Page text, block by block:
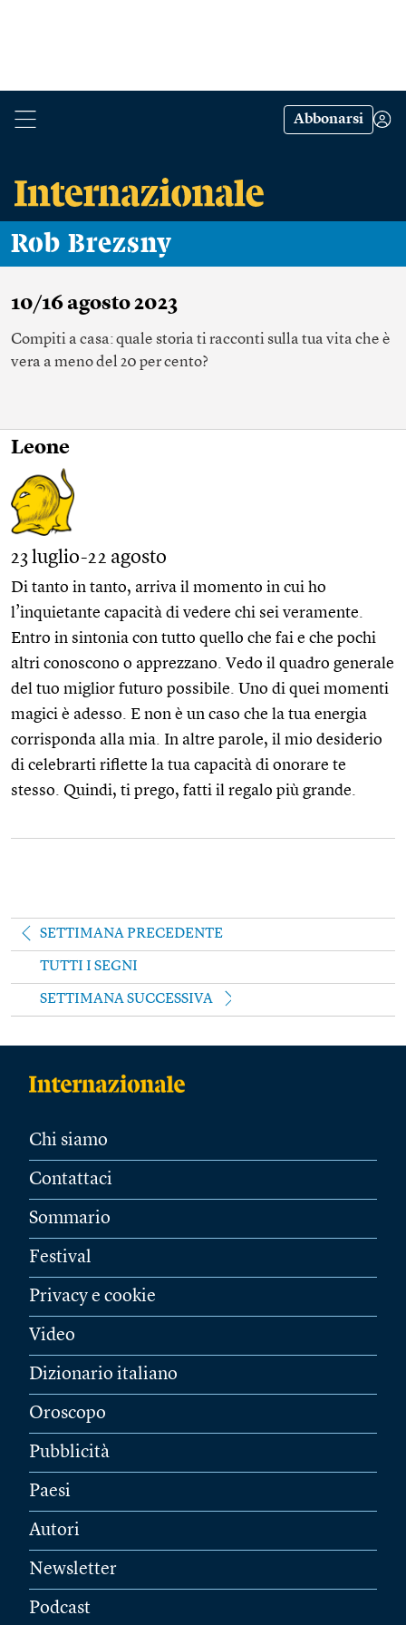
Abbonarsi
Rob Brezsny
10/16 agosto 2023
Compiti a casa: quale storia ti racconti sulla tua vita che è
vera a meno del 20 per cento?
Leone
23 luglio-22 agosto
Di tanto in tanto, arriva il momento in cui ho
l’inquietante capacità di vedere chi sei veramente.
Entro in sintonia con tutto quello che fai e che pochi
altri conoscono o apprezzano. Vedo il quadro generale
del tuo miglior futuro possibile. Uno di quei momenti
magici è adesso. E non è un caso che la tua energia
corrisponda alla mia. In altre parole, il mio desiderio
di celebrarti riflette la tua capacità di onorare te
stesso. Quindi, ti prego, fatti il regalo più grande.
SETTIMANA PRECEDENTE
TUTTI I SEGNI
SETTIMANA SUCCESSIVA
Chi siamo
Contattaci
Sommario
Festival
Privacy e cookie
Video
Dizionario italiano
Oroscopo
Pubblicità
Paesi
Autori
Newsletter
Podcast